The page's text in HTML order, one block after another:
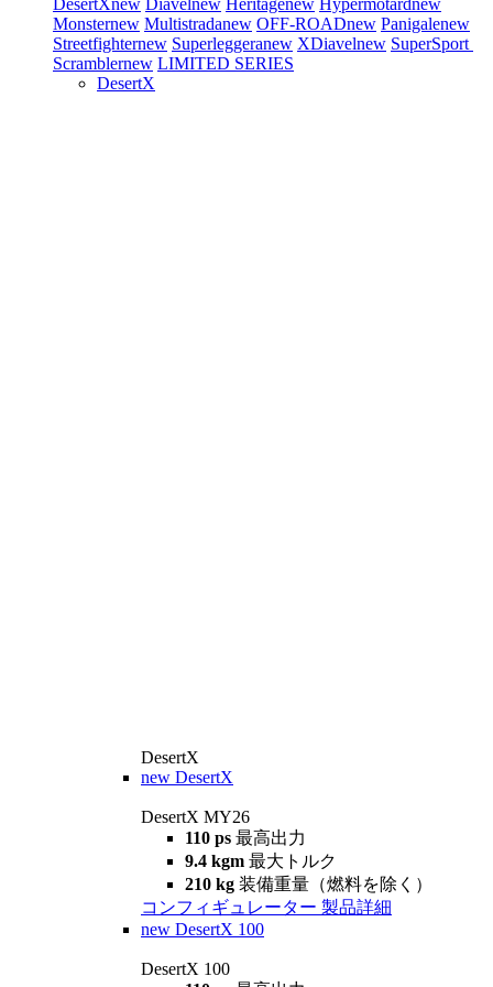
DesertXnew Diavelnew Heritagenew Hypermotardnew
Monsternew Multistradanew OFF-ROADnew Panigalenew
Streetfighternew Superleggeranew XDiavelnew SuperSport
Scramblernew LIMITED SERIES
DesertX
DesertX
new DesertX
DesertX MY26
110 ps 最高出力
9.4 kgm 最大トルク
210 kg 装備重量（燃料を除く）
コンフィギュレーター 製品詳細
new DesertX 100
DesertX 100